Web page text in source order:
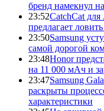
бренд намекнул
23:52CatchCat
предлагает
23:50Samsung
самой дорогой
23:48Honor
на 11 000 мАч и
23:47Samsung
раскрыты
характеристики